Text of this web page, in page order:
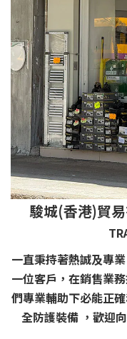
駿城(香港)貿
一直秉持著熱誠及專
一位客戶，在銷售業
們專業輔助下必能正
全防護裝備 ，歡迎